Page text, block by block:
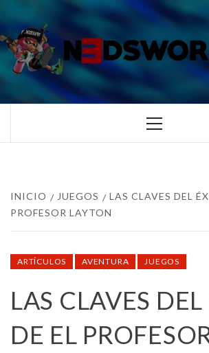
al
contenido
TUS ESPECIALISTAS EN
Menú
INICIO JUEGOS
LAS CLAVES DEL
PROFESOR LAYTON
ARTÍCULOS AVENTURA JUEGOS
LAS CLAVES
DE EL